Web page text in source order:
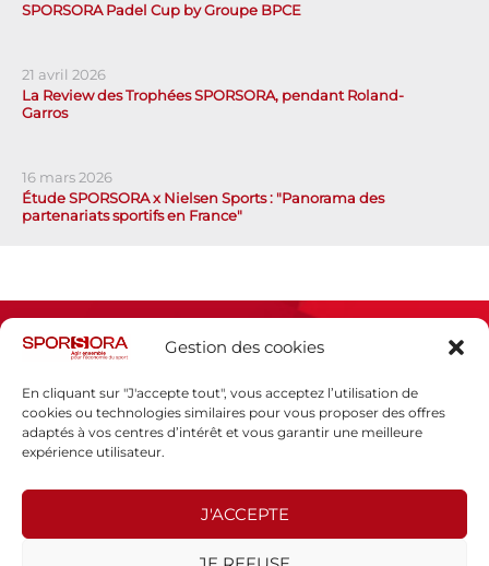
Gestion des cookies
En cliquant sur "J'accepte tout", vous acceptez l’utilisation de
cookies ou technologies similaires pour vous proposer des offres
adaptés à vos centres d’intérêt et vous garantir une meilleure
expérience utilisateur.
J'ACCEPTE
SPORSORA Padel Cup by Groupe BPCE
21 avril 2026
La Review des Trophées SPORSORA, pendant Roland-
Garros
16 mars 2026
Étude SPORSORA x Nielsen Sports : "Panorama des
partenariats sportifs en France"
Espace presse
Politique de confidentialité
SPORSORA